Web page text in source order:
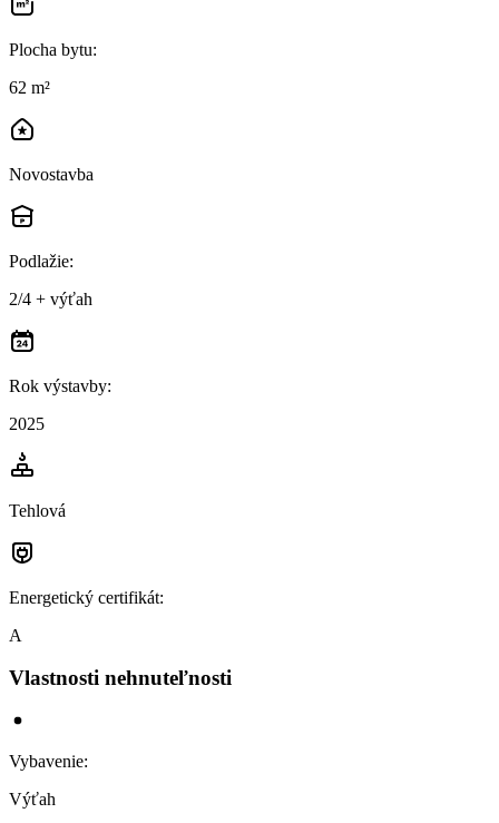
Plocha bytu:
62 m²
Novostavba
Podlažie:
2/4 + výťah
Rok výstavby:
2025
Tehlová
Energetický certifikát:
A
Vlastnosti nehnuteľnosti
Vybavenie:
Výťah